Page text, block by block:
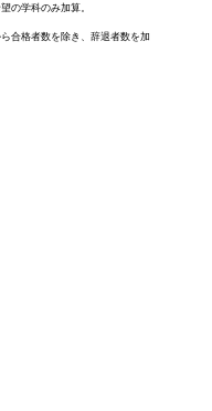
の学科のみ加算。
合格者数を除き、辞退者数を加